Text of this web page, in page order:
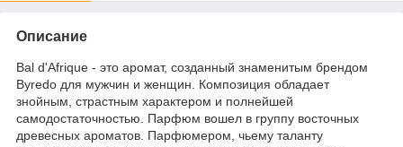
Описание
Bal d'Afrique - это аромат, созданный знаменитым брендом
Byredo для мужчин и женщин. Композиция обладает
знойным, страстным характером и полнейшей
самодостаточностью. Парфюм вошел в группу восточных
древесных ароматов. Парфюмером, чьему таланту